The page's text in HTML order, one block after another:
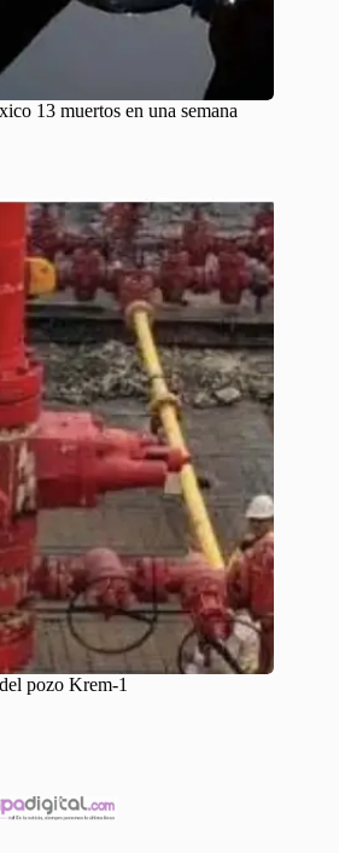
13 muertos en una semana
pozo Krem-1